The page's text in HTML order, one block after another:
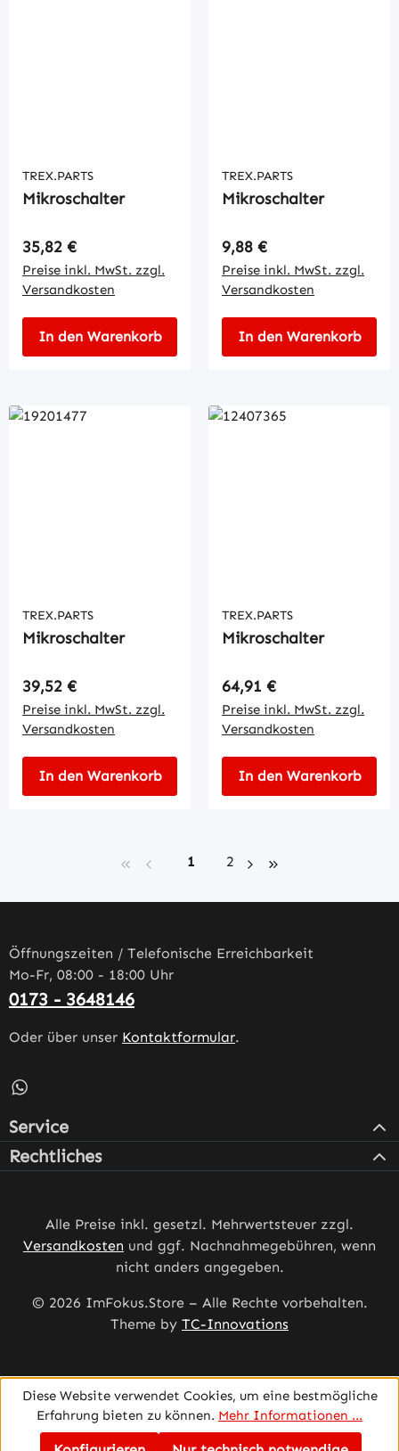
TREX.PARTS
Mikroschalter
Regulärer Preis:
35,82 €
Preise inkl. MwSt. zzgl.
Versandkosten
In den Warenkorb
TREX.PARTS
Mikroschalter
Regulärer Preis:
9,88 €
Preise inkl. MwSt. zzgl.
Versandkosten
In den Warenkorb
TREX.PARTS
Mikroschalter
Regulärer Preis:
39,52 €
Preise inkl. MwSt. zzgl.
Versandkosten
In den Warenkorb
TREX.PARTS
Mikroschalter
Regulärer Preis:
64,91 €
Preise inkl. MwSt. zzgl.
Versandkosten
In den Warenkorb
Seite
1 Seite
2
Öffnungszeiten / Telefonische Erreichbarkeit
Mo-Fr, 08:00 - 18:00 Uhr
0173 - 3648146
Oder über unser Kontaktformular.
Schreib uns auf WhatsApp – öffnet in neuem Tab
Service
Rechtliches
Alle Preise inkl. gesetzl. Mehrwertsteuer zzgl.
Versandkosten und ggf. Nachnahmegebühren, wenn
nicht anders angegeben.
© 2026 ImFokus.Store – Alle Rechte vorbehalten.
Theme by TC-Innovations
Diese Website verwendet Cookies, um eine bestmögliche
Erfahrung bieten zu können. Mehr Informationen ...